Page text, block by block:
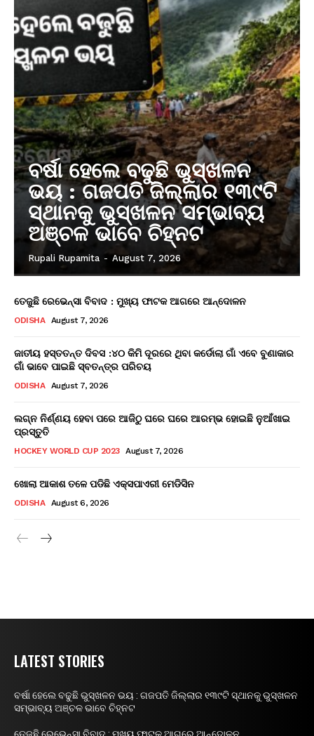
ବର୍ଷା ହେଲେ ବଢୁଛି ଭୁସ୍ଖଳନ
ଭୟ : ଗଜପତି ଜିଲ୍ଲାର ୧୩୯ଟି
ସ୍ଥାନକୁ ଭୁସ୍ଖଳନ ସମ୍ଭାବ୍ୟ
ଅଞ୍ଚଳ ଭାବେ ଚିହ୍ନଟ
Rupali Rupamita - August 7, 2026
ତେଜୁଛି ରେଭେନ୍ସା ବିବାଦ : ମୁଖ୍ୟ ଫାଟକ ଆଗରେ ଆନ୍ଦୋଳନ
ODISHA August 7, 2026
ଜାତୀୟ ହସ୍ତତନ୍ତ ଦିବସ :୪୦ କିମି ଦୂରରେ ଥିବା କର୍ଡୋଲା ଗାଁ ଏବେ ବୁଣାକାର
ଗାଁ ଭାବେ ପାଇଛି ସ୍ବତନ୍ତ୍ର ପରିଚୟ
ODISHA August 7, 2026
ଲଗ୍ନ ନିର୍ଣ୍ଣୟ ହେବା ପରେ ଆଜିଠୁ ଘରେ ଘରେ ଆରମ୍ଭ ହୋଇଛି ନୁଆଁଖାଇ
ପ୍ରସ୍ତୁତି
HOCKEY WORLD CUP 2023 August 7, 2026
ଖୋଲା ଆକାଶ ତଳେ ପଡିଛି ଏକ୍ସପାଏରୀ ମେଡିସିନ
ODISHA August 6, 2026
LATEST STORIES
ବର୍ଷା ହେଲେ ବଢୁଛି ଭୁସ୍ଖଳନ ଭୟ : ଗଜପତି ଜିଲ୍ଲାର ୧୩୯ଟି ସ୍ଥାନକୁ ଭୁସ୍ଖଳନ
ସମ୍ଭାବ୍ୟ ଅଞ୍ଚଳ ଭାବେ ଚିହ୍ନଟ